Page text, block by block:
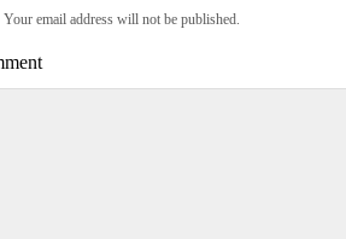
Your email address will not be published.